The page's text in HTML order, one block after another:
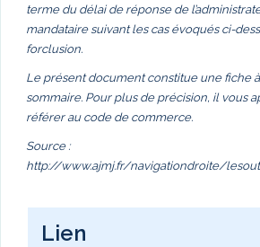
terme du délai de réponse de
mandataire suivant les cas évoqués ci-
forclusion.
Le présent document constitue une fiche
sommaire. Pour plus de précision, il vous
référer au code de commerce.
Source :
http://www.ajmj.fr/navigationdroite/
Lien